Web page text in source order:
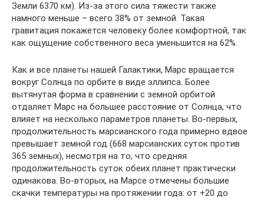
Земли 6370 км). Из-за этого сила тяжести также
намного меньше – всего 38% от земной. Такая
гравитация покажется человеку более комфортной, так
как ощущение собственного веса уменьшится на 62%.
Как и все планеты нашей Галактики, Марс вращается
вокруг Солнца по орбите в виде эллипса. Более
вытянутая форма в сравнении с земной орбитой
отдаляет Марс на большее расстояние от Солнца, что
влияет на несколько параметров планеты. Во-первых,
продолжительность марсианского года примерно вдвое
превышает земной год (668 марсианских суток против
365 земных), несмотря на то, что средняя
продолжительность суток обеих планет практически
одинакова. Во-вторых, на Марсе отмечены большие
скачки температуры на протяжении года: от +20 до